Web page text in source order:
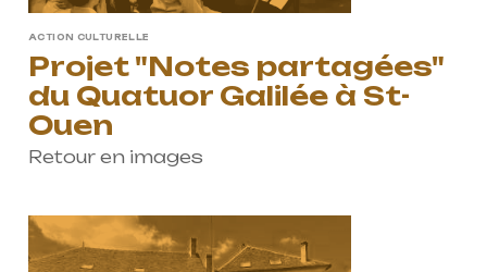
ACTION CULTURELLE
Projet "Notes partagées"
du Quatuor Galilée à St-
Ouen
Retour en images